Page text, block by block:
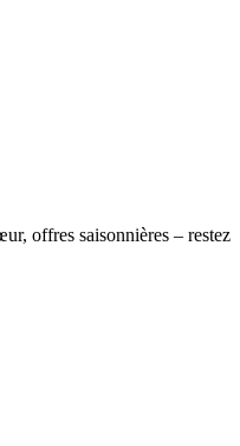
offres saisonnières – restez